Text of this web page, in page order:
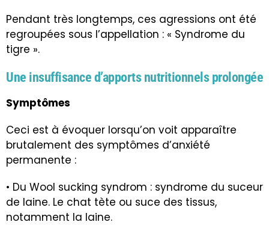
Pendant très longtemps, ces agressions ont été
regroupées sous l’appellation : « Syndrome du
tigre ».
Une insuffisance d’apports nutritionnels prolongée
Symptômes
Ceci est à évoquer lorsqu’on voit apparaître
brutalement des symptômes d’anxiété
permanente :
• Du Wool sucking syndrom : syndrome du suceur
de laine. Le chat tète ou suce des tissus,
notamment la laine.